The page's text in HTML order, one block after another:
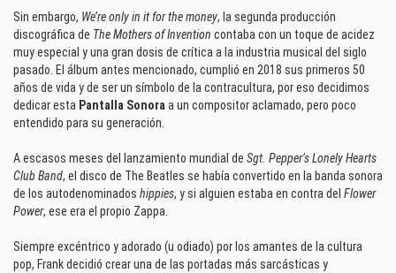
Sin embargo, We’re only in it for the money, la segunda producción
discográfica de The Mothers of Invention contaba con un toque de acidez
muy especial y una gran dosis de crítica a la industria musical del siglo
pasado. El álbum antes mencionado, cumplió en 2018 sus primeros 50
años de vida y de ser un símbolo de la contracultura, por eso decidimos
dedicar esta Pantalla Sonoraa un compositor aclamado, pero poco
entendido para su generación.
A escasos meses del lanzamiento mundial de Sgt. Pepper’s Lonely Hearts
Club Band, el disco de The Beatles se había convertido en la banda sonora
de los autodenominados hippies, y si alguien estaba en contra del Flower
Power, ese era el propio Zappa.
Siempre excéntrico y adorado (u odiado) por los amantes de la cultura
pop, Frank decidió crear una de las portadas más sarcásticas y